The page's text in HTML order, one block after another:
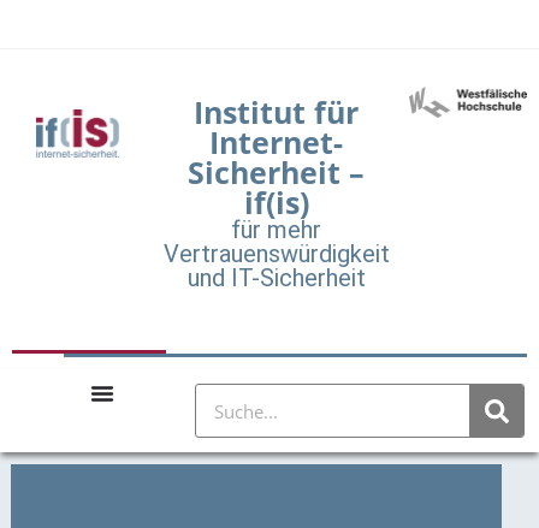
Institut für
Internet-
Sicherheit –
if(is)
für mehr
Vertrauenswürdigkeit
und IT-Sicherheit